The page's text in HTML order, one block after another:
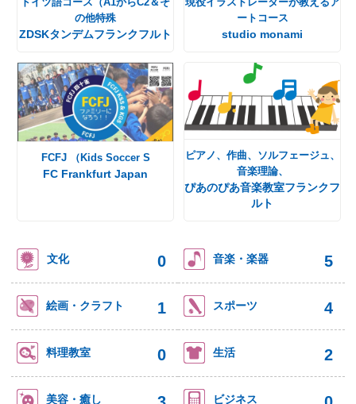
の他特殊
ZDSKタンデムフランクフルト
ートコース
studio monami
FCFJ （Kids Soccer S
FC Frankfurt Japan
ピアノ、作曲、ソルフェージュ、
音楽理論、
ぴあのぴあ音楽教室フランクフ
ルト
文化 0 音楽・楽器 5
絵画・クラフト 1 スポーツ 4
料理教室 0 生活 2
美容・癒し ビジネス